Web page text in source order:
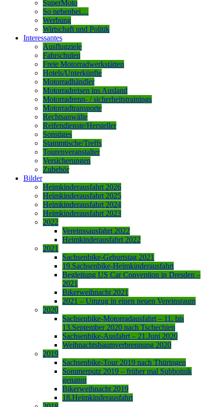
SuperMoto
So nebenbei…
Werbung
Wirtschaft und Politik
Interessantes
Ausflugziele
Fahrschulen
Freie Motorradwerkstätten
Hotels/Unterkünfte
Motorradhändler
Motorradreisen ins Ausland
Motorradrenn- / sicherheitstrainings
Motorradtransporte
Rechtsanwälte
Reifendienste/Hersteller
Sonstiges
Stammtische/Treffs
Tourenveranstalter
Versicherungen
Zubehör
Bilder
Heimkinderausfahrt 2026
Heimkinderausfahrt 2025
Heimkinderausfahrt 2024
Heimkinderausfahrt 2023
2022
Vereinssausfahrt 2022
Heimkinderausfahrt 2022
2021
Sachsenbike-Geburtstag 2021
19.Sachsenbike-Heimkinderausfahrt
Begleitung US Car Convention in Dresden –
2021
Bikerweihnacht 2021
2021 – Umzug in einen neuen Vereinsraum
2020
Sachsenbike-Motorradausfahrt – 11. bis
13.September 2020 nach Tschechien
Sachsenbike-Ausfahrt – 21.Juni 2020
Weihnachtsbaumverbrennung 2020
2019
Sachsenbike-Tour 2019 nach Thüringen
Sommerputz 2019 – früher mal Subbotnik
genannt
Bikerweihnacht 2019
18.Heimkinderausfahrt